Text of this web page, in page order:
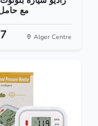
مع
Alger Centre